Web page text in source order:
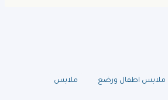
ملابس اطفال ورضع ملابس